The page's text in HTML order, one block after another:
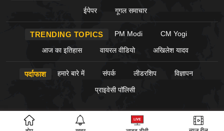
ईपेपर गूगल समाचार
TRENDING TOPICS PM Modi CM Yogi
आज का इतिहास वायरल वीडियो अखिलेश यादव
पर्दाफाश हमारे बारे में संपर्क लीडरशिप विज्ञापन
प्राइवेसी पॉलिसी
© Copyright PardaPhash 2026. All rights reserved.